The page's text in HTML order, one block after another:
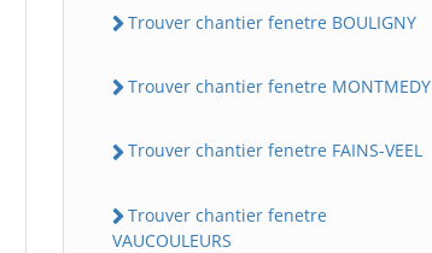
Trouver chantier fenetre BOULIGNY
Trouver chantier fenetre MONTMEDY
Trouver chantier fenetre FAINS-VEEL
Trouver chantier fenetre
VAUCOULEURS